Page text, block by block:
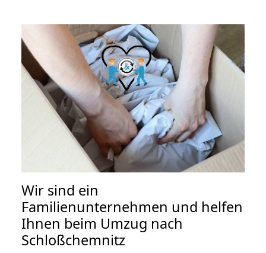
Wir sind ein
Familienunternehmen und helfen
Ihnen beim Umzug nach
Schloßchemnitz